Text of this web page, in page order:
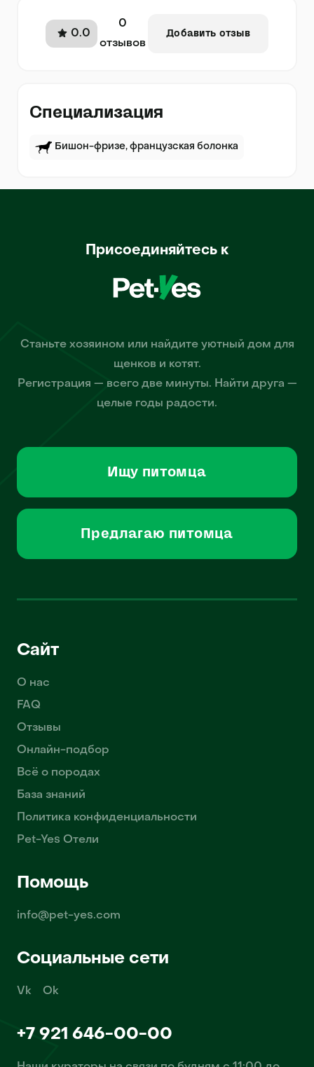
0.0
0
отзывов
Добавить отзыв
Специализация
Бишон-фризе, французская болонка
Присоединяйтесь к
Станьте хозяином или найдите уютный дом для
щенков и котят.
Регистрация — всего две минуты. Найти друга —
целые годы радости.
Ищу питомца
Предлагаю питомца
Сайт
О нас
FAQ
Отзывы
Онлайн-подбор
Всё о породах
База знаний
Политика конфиденциальности
Pet-Yes Отели
Помощь
info@pet-yes.com
Социальные сети
Vk Ok
+7 921 646-00-00